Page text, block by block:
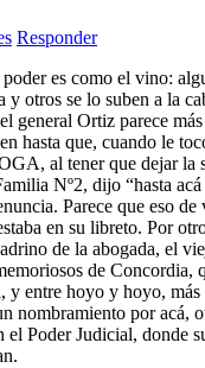
Responder
es como el vino:
y otros se lo suben a la
general Ortiz parece
hasta que, cuando le
al tener que dejar la
Nº2, dijo “hasta
Parece que eso
en su libreto. Por
de la abogada, el
de Concordia,
y entre hoyo y hoyo, más
nombramiento por acá,
el Poder Judicial, donde